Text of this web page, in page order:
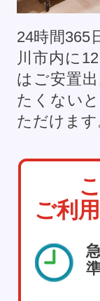
24時間365
川市内に 12
はご安置
たくない
ただけます
ご利